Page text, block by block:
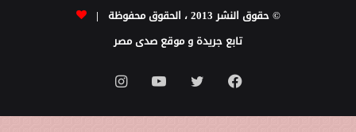
© حقوق النشر 2013 ، الحقوق محفوظة |
تابع جريدة و موقع صدى مصر
فيسبوك تويتر يوتيوبانستقرام